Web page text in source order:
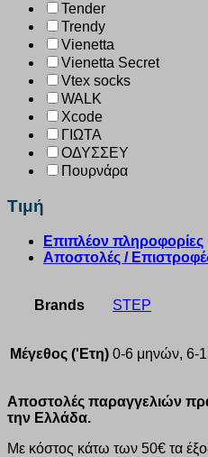
Tender
Trendy
Vienetta
Vienetta Secret
Vtex socks
WALK
Xcode
ΓΙΩΤΑ
ΟΔΥΣΣΕΥ
Πουρνάρα
Τιμή
Επιπλέον πληροφορίες
Αποστολές /
Brands STEP
Μέγεθος ('Ετη) 0-6 μηνών, 6-
Αποστολές παραγγελιών
την Ελλάδα.
Με κόστος κάτω των 50€ τα